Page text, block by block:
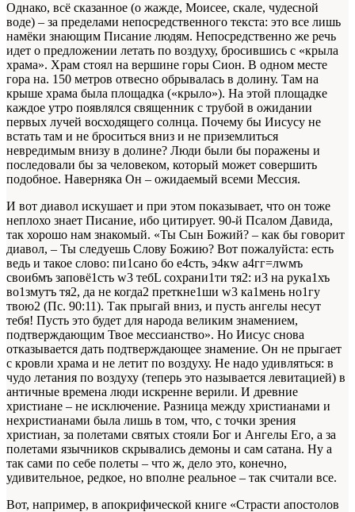
Однако, всё сказанное (о жажде, Моисее, скале, чудесной
воде) – за пределами непосредственного текста: это все лишь
намёки знающим Писание людям. Непосредственно же речь
идет о предложении летать по воздуху, бросившись с «крыла
храма». Храм стоял на вершине горы Сион. В одном месте
гора на. 150 метров отвесно обрывалась в долину. Там на
крыше храма была площадка («крыло»). На этой площадке
каждое утро появлялся священник с трубой в ожидании
первых лучей восходящего солнца. Почему бы Иисусу не
встать там и не броситься вниз и не приземлиться
невредимым внизу в долине? Люди были бы поражены и
последовали бы за человеком, который может совершить
подобное. Наверняка Он – ожидаемый всеми Мессия.
И вот диавол искушает и при этом показывает, что он тоже
неплохо знает Писание, ибо цитирует. 90-й Псалом Давида,
так хорошо нам знакомый. «Ты Сын Божий? – как бы говорит
диавол, – Ты следуешь Слову Божию? Вот пожалуйста: есть
ведь и такое слово: пи1сано бо e4сть, э4кw а4гг=лwмъ
свои6мъ заповё1сть w3 тебL сохрани1ти тя2: и3 на рука1хъ
во1змутъ тя2, да не когда2 преткне1ши w3 ка1мень но1гу
твою2 (Пс. 90:11). Так прыгай вниз, и пусть ангелы несут
тебя! Пусть это будет для народа великим знамением,
подтверждающим Твое мессианство». Но Иисус снова
отказывается дать подтверждающее знамение. Он не прыгает
с кровли храма и не летит по воздуху. Не надо удивляться: в
чудо летания по воздуху (теперь это называется левитацией) в
античные времена люди искренне верили. И древние
христиане – не исключение. Разница между христианами и
нехристианами была лишь в том, что, с точки зрения
христиан, за полетами святых стояли Бог и Ангелы Его, а за
полетами язычников скрывались демоны и сам сатана. Ну а
так сами по себе полеты – что ж, дело это, конечно,
удивительное, редкое, но вполне реальное – так считали все.
Вот, например, в апокрифической книге «Страсти апостолов